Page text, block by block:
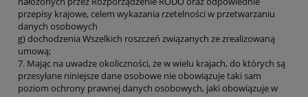
przepisy krajowe, celem wykazania rzetelności w przetwarzaniu
danych osobowych
g) dochodzenia Wszelkich roszczeń związanych ze zrealizowaną
umową;
7. Mając na uwadze okoliczności, że w wielu krajach, do których są
przesyłane niniejsze dane osobowe nie obowiązuje taki sam
poziom ochrony prawnej danych osobowych, jaki obowiązuje w